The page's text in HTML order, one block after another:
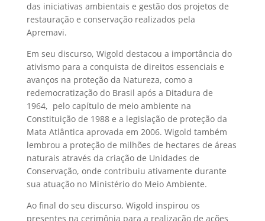
das iniciativas ambientais e gestão dos projetos de
restauração e conservação realizados pela
Apremavi.
Em seu discurso, Wigold destacou a importância do
ativismo para a conquista de direitos essenciais e
avanços na proteção da Natureza, como a
redemocratização do Brasil após a Ditadura de
1964, pelo capítulo de meio ambiente na
Constituição de 1988 e a legislação de proteção da
Mata Atlântica aprovada em 2006. Wigold também
lembrou a proteção de milhões de hectares de áreas
naturais através da criação de Unidades de
Conservação, onde contribuiu ativamente durante
sua atuação no Ministério do Meio Ambiente.
Ao final do seu discurso, Wigold inspirou os
presentes na cerimônia para a realização de ações